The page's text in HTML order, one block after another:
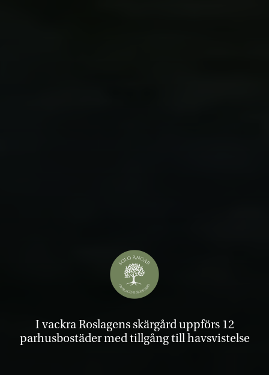
I vackra Roslagens skärgård uppförs 12
parhusbostäder med tillgång till havsvistelse